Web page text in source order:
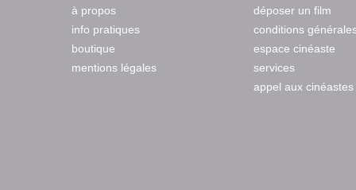
à propos
info pratiques
boutique
mentions légales
déposer un film
conditions
espace cinéaste
services
appel aux cinéastes